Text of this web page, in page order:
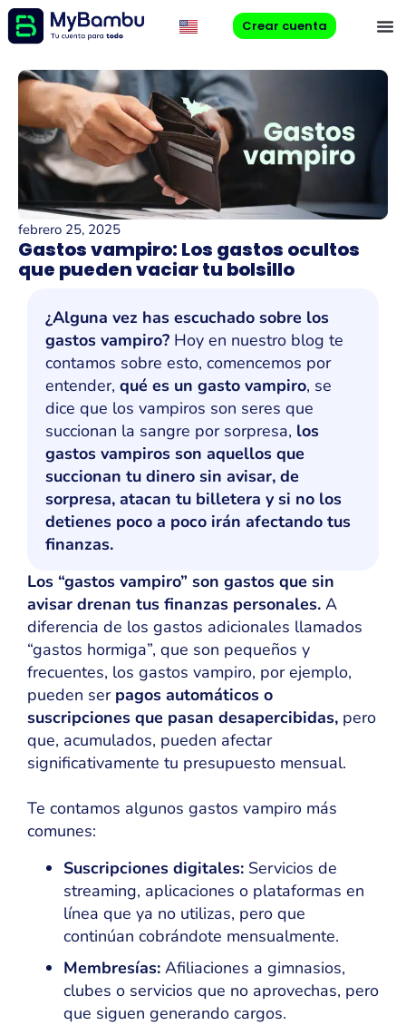
Crear cuenta
febrero 25, 2025
Gastos vampiro: Los gastos ocultos
que pueden vaciar tu bolsillo
¿Alguna vez has escuchado sobre los
gastos vampiro? Hoy en nuestro blog te
contamos sobre esto, comencemos por
entender, qué es un gasto vampiro, se
dice que los vampiros son seres que
succionan la sangre por sorpresa, los
gastos vampiros son aquellos que
succionan tu dinero sin avisar, de
sorpresa, atacan tu billetera y si no los
detienes poco a poco irán afectando tus
finanzas.
Los “gastos vampiro” son gastos que sin
avisar drenan tus finanzas personales. A
diferencia de los gastos adicionales llamados
“gastos hormiga”, que son pequeños y
frecuentes, los gastos vampiro, por ejemplo,
pueden ser pagos automáticos o
suscripciones que pasan desapercibidas, pero
que, acumulados, pueden afectar
significativamente tu presupuesto mensual.
Te contamos algunos gastos vampiro más
comunes:
Suscripciones digitales: Servicios de
streaming, aplicaciones o plataformas en
línea que ya no utilizas, pero que
continúan cobrándote mensualmente.
Membresías: Afiliaciones a gimnasios,
clubes o servicios que no aprovechas, pero
que siguen generando cargos.